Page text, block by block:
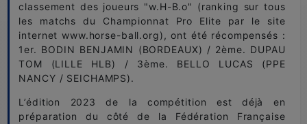
classement des joueurs "w.H-B.o" (ranking sur tous
les matchs du Championnat Pro Elite par le site
internet www.horse-ball.org), ont été récompensés :
1er. BODIN BENJAMIN (BORDEAUX) / 2ème. DUPAU
TOM (LILLE HLB) / 3ème. BELLO LUCAS (PPE
NANCY / SEICHAMPS).
L’édition 2023 de la compétition est déjà en
préparation du côté de la Fédération Française